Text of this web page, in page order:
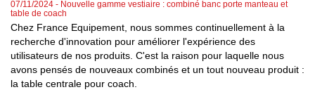
07/11/2024 - Nouvelle gamme vestiaire : combiné banc porte manteau et
table de coach
Chez France Equipement, nous sommes continuellement à la
recherche d'innovation pour améliorer l'expérience des
utilisateurs de nos produits. C'est la raison pour laquelle nous
avons pensés de nouveaux combinés et un tout nouveau produit :
la table centrale pour coach.